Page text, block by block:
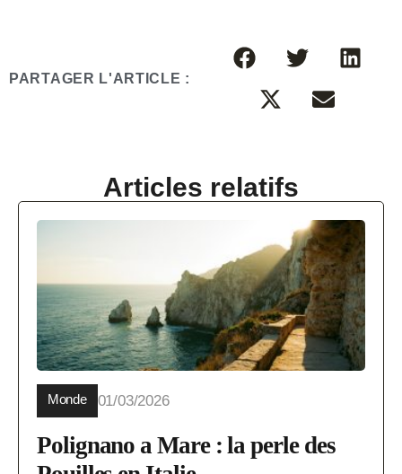
PARTAGER L'ARTICLE :
Articles relatifs
Monde 01/03/2026
Polignano a Mare : la perle des